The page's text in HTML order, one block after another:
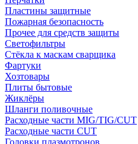
Пластины защитные
Пожарная безопасность
Прочее для средств защиты
Светофильтры
Стёкла к маскам сварщика
Фартуки
Хозтовары
Плиты бытовые
Жиклёры
Шланги поливочные
Расходные части MIG/TIG/CUT
Расходные части CUT
Головки плазмотронов